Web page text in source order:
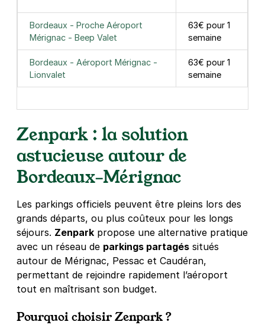
Bordeaux - Proche Aéroport
Mérignac - Beep Valet
63€ pour 1
semaine
Bordeaux - Aéroport Mérignac -
Lionvalet
63€ pour 1
semaine
Zenpark : la solution
astucieuse autour de
Bordeaux–Mérignac
Les parkings officiels peuvent être pleins lors des
grands départs, ou plus coûteux pour les longs
séjours. Zenpark propose une alternative pratique
avec un réseau de parkings partagés situés
autour de Mérignac, Pessac et Caudéran,
permettant de rejoindre rapidement l’aéroport
tout en maîtrisant son budget.
Pourquoi choisir Zenpark ?